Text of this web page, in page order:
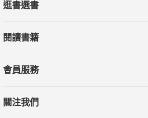
逛書選書
閱讀書籍
會員服務
關注我們